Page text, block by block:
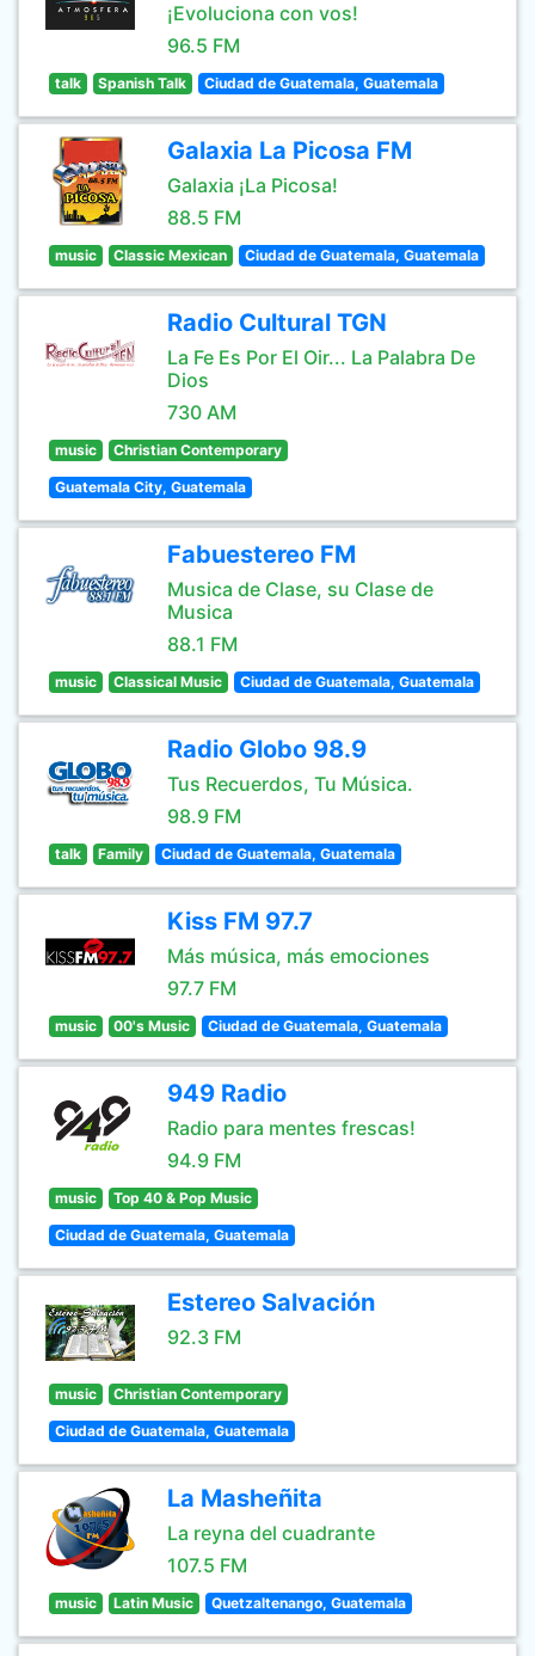
¡Evoluciona con vos!
96.5 FM
talk Spanish Talk Ciudad de Guatemala, Guatemala
Galaxia La Picosa FM
Galaxia ¡La Picosa!
88.5 FM
music Classic Mexican Ciudad de Guatemala, Guatemala
Radio Cultural TGN
La Fe Es Por El Oir... La Palabra De
Dios
730 AM
music Christian Contemporary
Guatemala City, Guatemala
Fabuestereo FM
Musica de Clase, su Clase de
Musica
88.1 FM
music Classical Music Ciudad de Guatemala, Guatemala
Radio Globo 98.9
Tus Recuerdos, Tu Música.
98.9 FM
talk Family Ciudad de Guatemala, Guatemala
Kiss FM 97.7
Más música, más emociones
97.7 FM
music 00's Music Ciudad de Guatemala, Guatemala
949 Radio
Radio para mentes frescas!
94.9 FM
music Top 40 & Pop Music
Ciudad de Guatemala, Guatemala
Estereo Salvación
92.3 FM
music Christian Contemporary
Ciudad de Guatemala, Guatemala
La Masheñita
La reyna del cuadrante
107.5 FM
music Latin Music Quetzaltenango, Guatemala